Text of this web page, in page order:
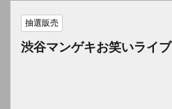
抽選販売
渋谷マンゲキお笑いライブ